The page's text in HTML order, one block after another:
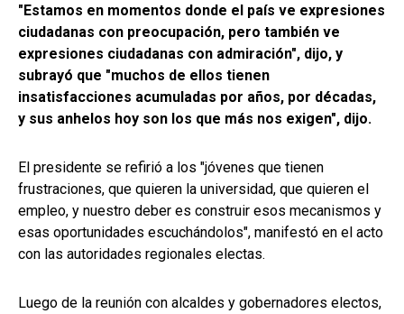
"Estamos en momentos donde el país ve expresiones
ciudadanas con preocupación, pero también ve
expresiones ciudadanas con admiración", dijo, y
subrayó que "muchos de ellos tienen
insatisfacciones acumuladas por años, por décadas,
y sus anhelos hoy son los que más nos exigen", dijo.
El presidente se refirió a los "jóvenes que tienen
frustraciones, que quieren la universidad, que quieren el
empleo, y nuestro deber es construir esos mecanismos y
esas oportunidades escuchándolos", manifestó en el acto
con las autoridades regionales electas.
Luego de la reunión con alcaldes y gobernadores electos,